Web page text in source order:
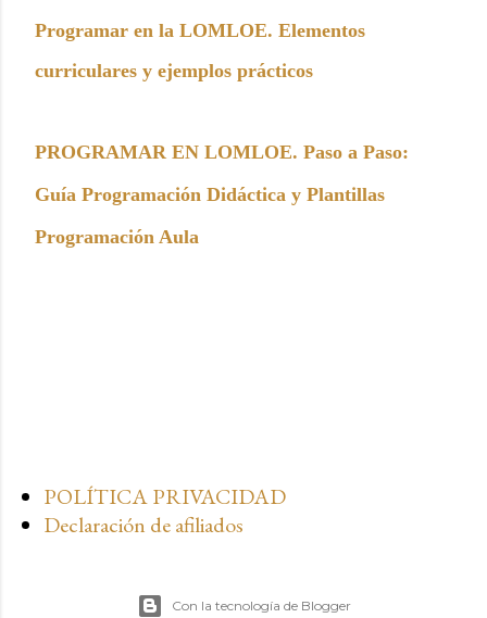
Programar en la LOMLOE. Elementos
curriculares y ejemplos prácticos
PROGRAMAR EN LOMLOE. Paso a Paso:
Guía Programación Didáctica y Plantillas
Programación Aula
POLÍTICA PRIVACIDAD
Declaración de afiliados
Con la tecnología de Blogger